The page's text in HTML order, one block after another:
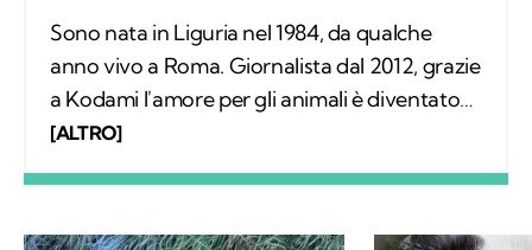
Sono nata in Liguria nel 1984, da qualche
anno vivo a Roma. Giornalista dal 2012, grazie
a Kodami l'amore per gli animali è diventato
un lavoro attraverso cui provo a fare la
libero tanti libri, qualche viaggio e una
[ALTRO]